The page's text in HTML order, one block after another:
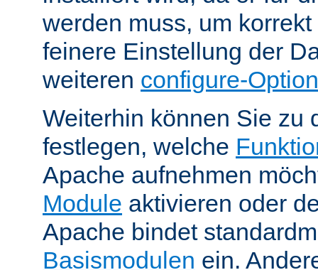
werden muss, um
feinere Einstellung der
weiteren configure-
Weiterhin können Sie zu
festlegen, welche
Apache aufnehmen
Module aktivieren oder
Apache bindet
Basismodulen ein.